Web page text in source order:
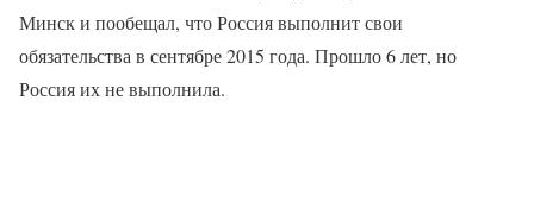
Минск и пообещал, что Россия выполнит свои
обязательства в сентябре 2015 года. Прошло 6 лет, но
Россия их не выполнила.